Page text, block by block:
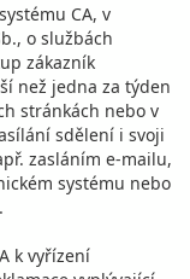
CA, v
o službách
zákazník
než jedna za týden
stránkách nebo v
sdělení i svoji
zasláním e-mailu,
systému nebo
k vyřízení